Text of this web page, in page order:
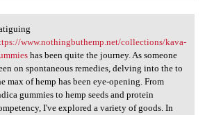
https://www
www.nothingbuthemp.net/collections/kava-
has been quite the journey. As someone
on spontaneous remedies, delving into the to
max of hemp has been eye-opening. From
gummies to hemp seeds and protein
I've explored a variety of goods. In